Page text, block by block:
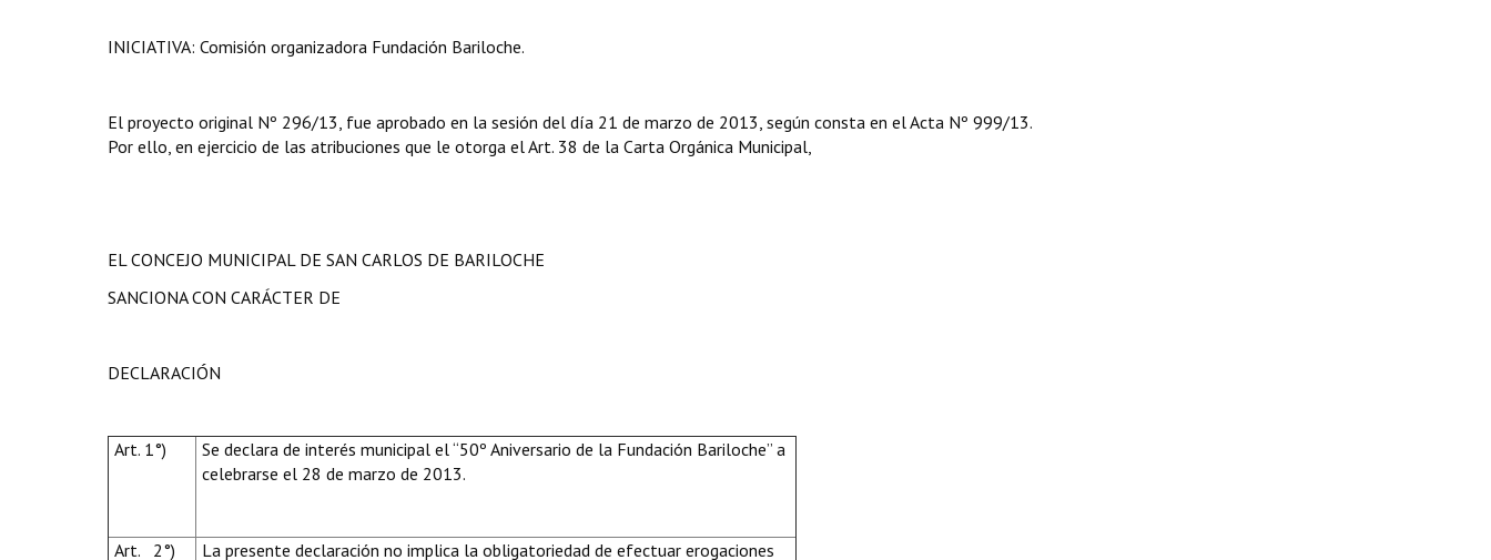
INICIATIVA: Comisión organizadora Fundación Bariloche.
El proyecto original Nº 296/13, fue aprobado en la sesión del día 21 de marzo de 2013, según consta en el Acta Nº 999/13.
Por ello, en ejercicio de las atribuciones que le otorga el Art. 38 de la Carta Orgánica Municipal,
EL CONCEJO MUNICIPAL DE SAN CARLOS DE BARILOCHE
SANCIONA CON CARÁCTER DE
DECLARACIÓN
Art. 1°)
Se declara de interés municipal el “50º Aniversario de la Fundación Bariloche” a
celebrarse el 28 de marzo de 2013.
Art. 2°) La presente declaración no implica la obligatoriedad de efectuar erogaciones